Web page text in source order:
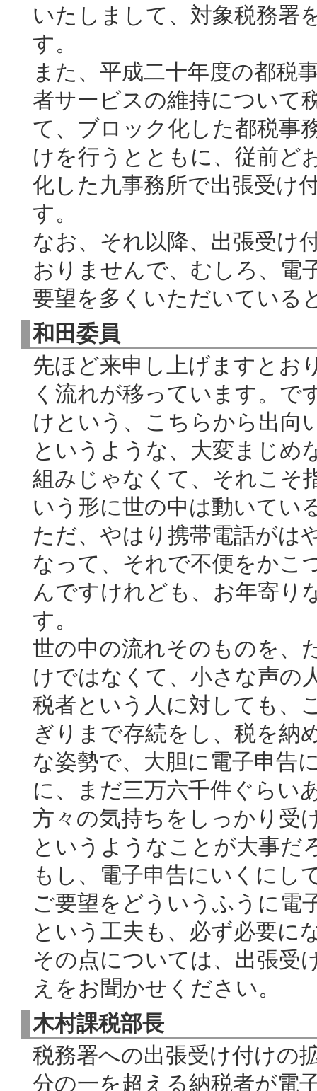
いたしまして、対象税務署
す。
また、平成二十年度の都税
者サービスの維持について
て、ブロック化した都税事
けを行うとともに、従前ど
化した九事務所で出張受け
す。
なお、それ以降、出張受け
おりませんで、むしろ、電
要望を多くいただいている
和田委員
先ほど来申し上げますとお
く流れが移っています。で
けという、こちらから出向
というような、大変まじめ
組みじゃなくて、それこそ
いう形に世の中は動いてい
ただ、やはり携帯電話がは
なって、それで不便をかこ
んですけれども、お年寄り
す。
世の中の流れそのものを、
けではなくて、小さな声の
税者という人に対しても、
ぎりまで存続をし、税を納
な姿勢で、大胆に電子申告
に、まだ三万六千件ぐらい
方々の気持ちをしっかり受
というようなことが大事だ
もし、電子申告にいくにし
ご要望をどういうふうに電
という工夫も、必ず必要に
その点については、出張受
えをお聞かせください。
木村課税部長
税務署への出張受け付けの
分の一を超える納税者が電